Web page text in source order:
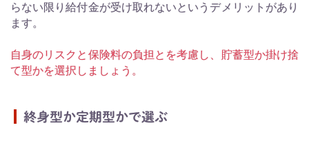
らない限り給付金が受け取れないというデメリットがあり
ます。
自身のリスクと保険料の負担とを考慮し、貯蓄型か掛け捨
て型かを選択しましょう。
終身型か定期型かで選ぶ